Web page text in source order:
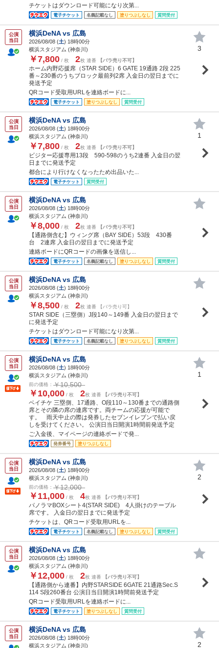
チケットはダウンロード可能になり次第...
電子チケット 名義記載なし 塗りつぶしなし 質問受付
公演
当日
横浜DeNA vs 広島
2026/08/08 (土) 18時00分
横浜スタジアム (神奈川)
￥7,800 / 枚 2枚 連番 【バラ売り不可】
ホーム内野応援席（STAR SIDE）6 GATE 19通路 2段 225
番～230番のうちブロック最前列2席 入金日の翌日までに
発送予定
QRコード受取用URLを連絡ボードに...
電子チケット 塗りつぶしなし 質問受付
3
公演
当日
横浜DeNA vs 広島
2026/08/08 (土) 18時00分
横浜スタジアム (神奈川)
￥7,800 / 枚 2枚 連番 【バラ売り不可】
ビジター応援専用13段 590-598のうち2連番 入金日の翌
日までに発送予定
都合により行けなくなったため出品いた...
電子チケット 質問受付
1
公演
当日
横浜DeNA vs 広島
2026/08/08 (土) 18時00分
横浜スタジアム (神奈川)
￥8,000 / 枚 2枚 連番 【バラ売り不可】
【通路側含む】ウィング席（BAY SIDE）53段 430番
台 2連席 入金日の翌日までに発送予定
連絡ボードにQRコードの画像を送信し...
電子チケット 名義記載なし 塗りつぶしなし 質問受付
公演
当日
横浜DeNA vs 広島
2026/08/08 (土) 18時00分
横浜スタジアム (神奈川)
￥8,500 / 枚 2枚 連番 【バラ売り可】
STAR SIDE（三塁側）J段140～149番 入金日の翌日まで
に発送予定
チケットはダウンロード可能になり次第...
電子チケット 名義記載なし 塗りつぶしなし 質問受付
公演
当日
横浜DeNA vs 広島
2026/08/08 (土) 18時00分
横浜スタジアム (神奈川)
前の価格： ￥10,500
￥10,000 / 枚 2枚 連番 【バラ売り不可】
ベイチケ 三塁側、17通路、O段110～130番までの通路側
席とその隣の席の連席です。両チームの応援が可能で
す。 雨天中止の際は発券したセブンイレブンで払い戻
しを受けてください。 公演日当日開演1時間前発送予定
ご入金後、マイページの連絡ボードで発...
発券番号 塗りつぶしなし
1
公演
当日
横浜DeNA vs 広島
2026/08/08 (土) 18時00分
横浜スタジアム (神奈川)
前の価格： ￥12,000
￥11,000 / 枚 4枚 連番 【バラ売り不可】
パノラマBOXシート4(STAR SIDE) 4人掛けのテーブル
席です。 入金日の翌日までに発送予定
チケットは、QRコード受取用URLを...
電子チケット 名義記載なし 塗りつぶしなし 質問受付
2
公演
当日
横浜DeNA vs 広島
2026/08/08 (土) 18時00分
横浜スタジアム (神奈川)
￥12,000 / 枚 2枚 連番 【バラ売り不可】
【通路側から連番】内野STARSIDE 6GATE 21通路Sec.S
114 S段260番台 公演日当日開演1時間前発送予定
QRコード受取用URLを連絡ボードに...
電子チケット 塗りつぶしなし 質問受付
公演
当日
横浜DeNA vs 広島
2026/08/08 (土) 18時00分
横浜スタジアム (神奈川)
2